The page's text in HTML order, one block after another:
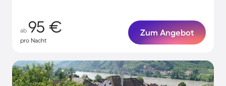
ab 95 €
pro Nacht
Zum Angebot